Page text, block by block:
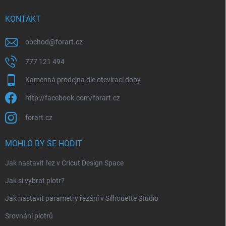
KONTAKT
obchod@forart.cz
777 121 494
Kamenná prodejna dle otevírací doby
http://facebook.com/forart.cz
forart.cz
MOHLO BY SE HODIT
Jak nastavit řez v Cricut Design Space
Jak si vybrat plotr?
Jak nastavit parametry řezání v Silhouette Studio
Srovnání plotrů